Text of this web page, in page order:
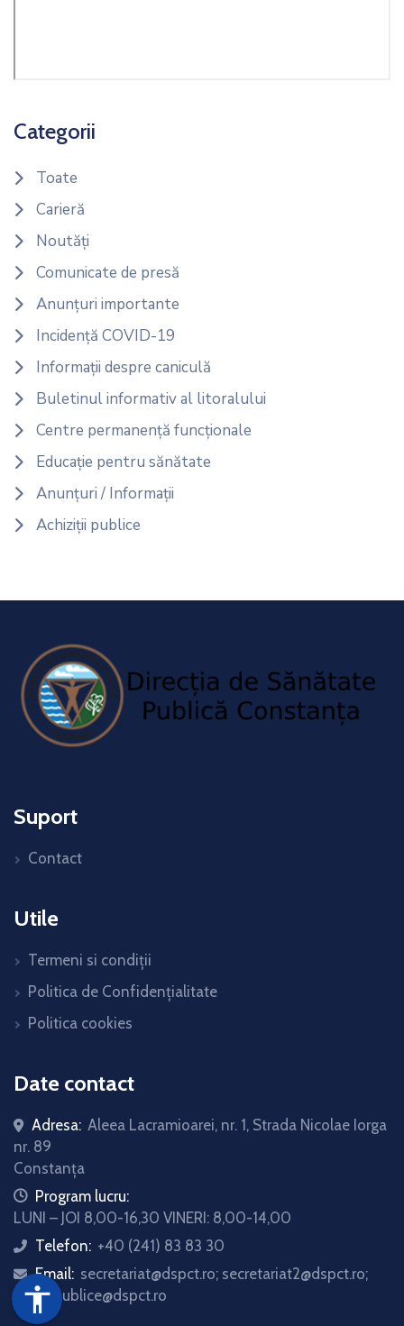
accessibility
Categorii
Toate
Carieră
Noutăți
Comunicate de presă
Anunțuri importante
Incidență COVID-19
Informații despre caniculă
Buletinul informativ al litoralului
Centre permanență funcționale
Educație pentru sănătate
Anunțuri / Informații
Achiziții publice
Suport
Contact
Utile
Termeni si condiții
Politica de Confidențialitate
Politica cookies
Date contact
Adresa: Aleea Lacramioarei, nr. 1, Strada Nicolae Iorga
nr. 89
Constanța
iconProgram lucru:
LUNI – JOI 8,00-16,30 VINERI: 8,00-14,00
icon
Telefon: +40 (241) 83 83 30
icon
Email: secretariat@dspct.ro; secretariat2@dspct.ro;
relatii.publice@dspct.ro